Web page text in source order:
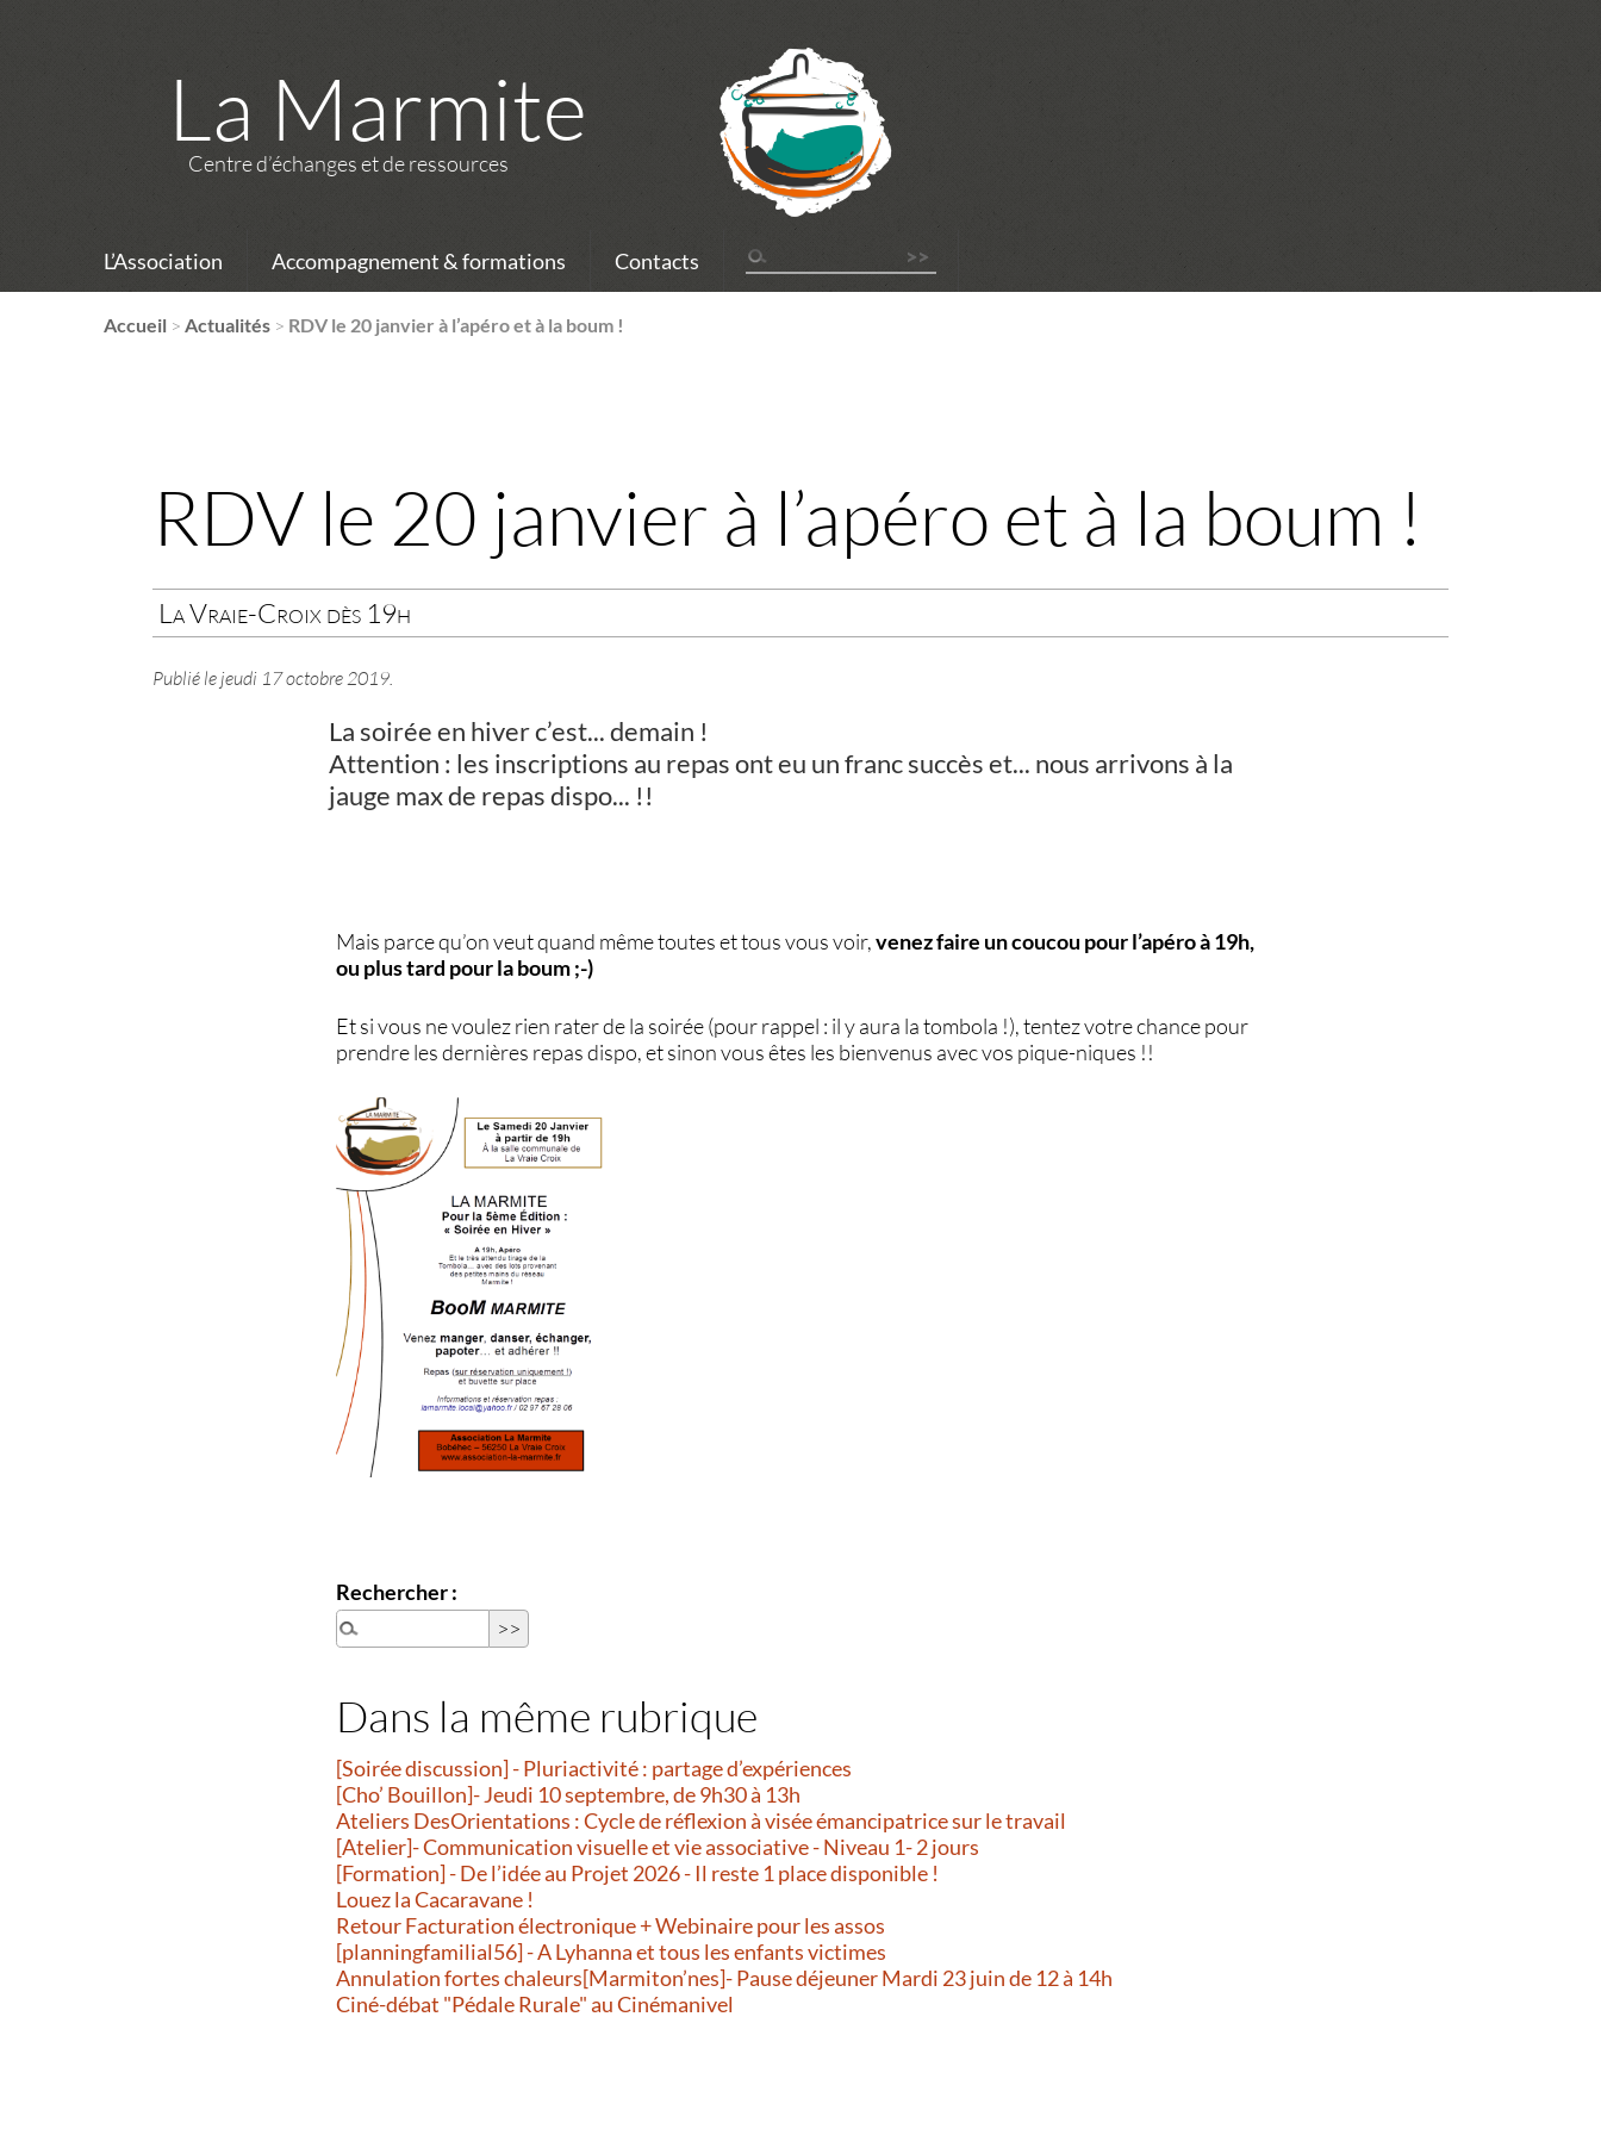
La Marmite
Centre d’échanges et de ressources
L’Association Accompagnement & formations Contacts
Accueil >Actualités > RDV le 20 janvier à l’apéro et à la boum !
RDV le 20 janvier à l’apéro et à la boum !
La Vraie-Croix dès 19h
Publié le jeudi 17 octobre 2019.
La soirée en hiver c’est... demain !
Attention : les inscriptions au repas ont eu un franc succès et... nous arrivons à la
jauge max de repas dispo... !!
Mais parce qu’on veut quand même toutes et tous vous voir,venez faire un coucou pour l’apéro à 19h,
ou plus tard pour la boum ;-)
Et si vous ne voulez rien rater de la soirée (pour rappel : il y aura la tombola !), tentez votre chance pour
prendre les dernières repas dispo, et sinon vous êtes les bienvenus avec vos pique-niques !!
Rechercher :
Dans la même rubrique
[Soirée discussion] - Pluriactivité : partage d’expériences
[Cho’ Bouillon]- Jeudi 10 septembre, de 9h30 à 13h
Ateliers DesOrientations : Cycle de réflexion à visée émancipatrice sur le travail
[Atelier]- Communication visuelle et vie associative - Niveau 1- 2 jours
[Formation] - De l’idée au Projet 2026 - Il reste 1 place disponible !
Louez la Cacaravane !
Retour Facturation électronique + Webinaire pour les assos
[planningfamilial56] - A Lyhanna et tous les enfants victimes
Annulation fortes chaleurs[Marmiton’nes]- Pause déjeuner Mardi 23 juin de 12 à 14h
Ciné-débat "Pédale Rurale" au Cinémanivel